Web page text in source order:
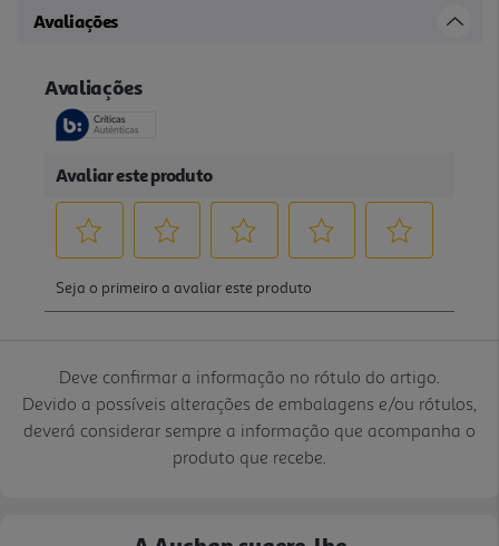
Avaliações
Deve confirmar a informação no rótulo do artigo.
Devido a possíveis alterações de embalagens e/ou rótulos,
deverá considerar sempre a informação que acompanha o
produto que recebe.